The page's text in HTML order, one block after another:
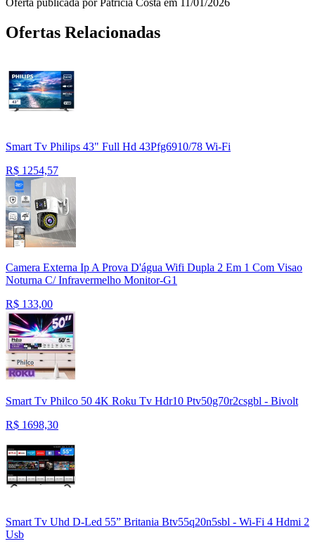
Oferta publicada por Patricia Costa em 11/01/2026
Ofertas Relacionadas
Smart Tv Philips 43" Full Hd 43Pfg6910/78 Wi-Fi
R$ 1254,57
Camera Externa Ip A Prova D'água Wifi Dupla 2 Em 1 Com Visao
Noturna C/ Infravermelho Monitor-G1
R$ 133,00
Smart Tv Philco 50 4K Roku Tv Hdr10 Ptv50g70r2csgbl - Bivolt
R$ 1698,30
Smart Tv Uhd D-Led 55” Britania Btv55q20n5sbl - Wi-Fi 4 Hdmi 2
Usb